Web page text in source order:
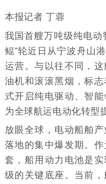
本报记者 丁蓉
我国首艘万吨级纯电
鲲”轮近日从宁波舟山
运营。与以往不同，
油机和滚滚黑烟，标
式开启纯电驱动、智
为全球航运电动化转型
放眼全球，电动船舶
落地的集中爆发期。
套，船用动力电池是
级的关键底座。当前